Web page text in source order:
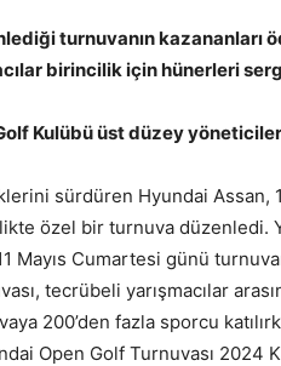
turnuvanın kazananları
birincilik için hünerleri
Kulübü üst düzey
sürdüren Hyundai Assan,
özel bir turnuva düzenledi.
Mayıs Cumartesi günü
tecrübeli yarışmacılar
200’den fazla sporcu
Open Golf Turnuvası 2024